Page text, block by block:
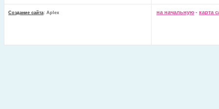
Создание сайта: Aplex на начальную - карта